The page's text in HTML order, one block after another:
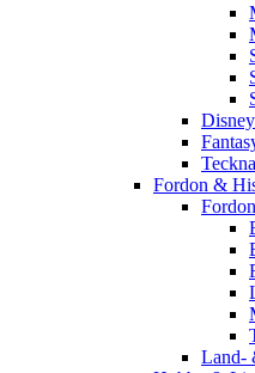
Disney
Fordon &
Fordon
Land-